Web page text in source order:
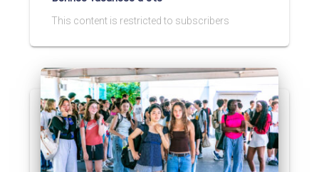
This content is restricted to subscribers